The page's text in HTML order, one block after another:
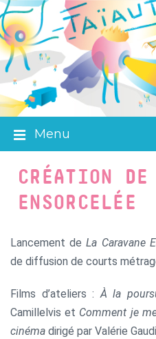
Skip
to
content
Skip
to
main
navigation
Skip
to
footer
Menu
CRÉATION
ENSORCELÉE
Lancement deLa Caravane
de diffusion de courts
Films d’ateliers :À la
Camillelvis et Comment je
cinéma dirigé par Valérie